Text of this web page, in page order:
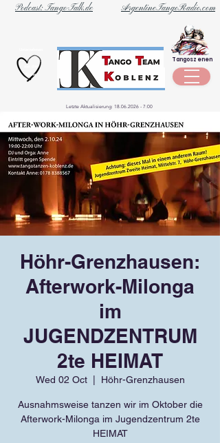
ArgentineTangoRadio.com
Podcast: Tango-Talk.de
Szene
Tangoszenen
Letzte Aktualisierung: 18.06.2026 - 7:00
Höhr-Grenzhausen:
Afterwork-Milonga
im
JUGENDZENTRUM
2te HEIMAT
Wed 02 Oct
  |
Höhr-Grenzhausen
Ausnahmsweise tanzen wir im Oktober die
Afterwork-Milonga im Jugendzentrum 2te
HEIMAT